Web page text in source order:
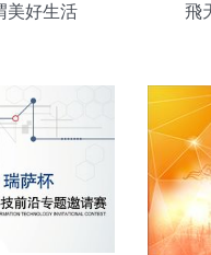
好生活
飛